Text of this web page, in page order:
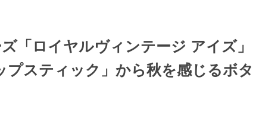
「ロイヤルヴィンテージ アイズ」
プスティック」から秋を感じるボタ